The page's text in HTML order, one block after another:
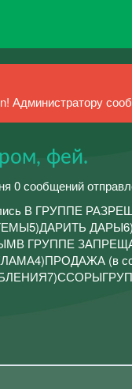
Администратору
фей.
0 сообщений
В ГРУППЕ
ГРУППЕ
(в